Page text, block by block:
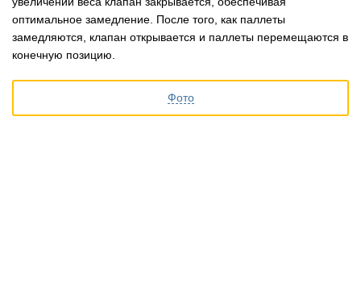
оптимальное замедление. После того, как паллеты
замедляются, клапан открывается и паллеты перемещаются в
конечную позицию.
Фото